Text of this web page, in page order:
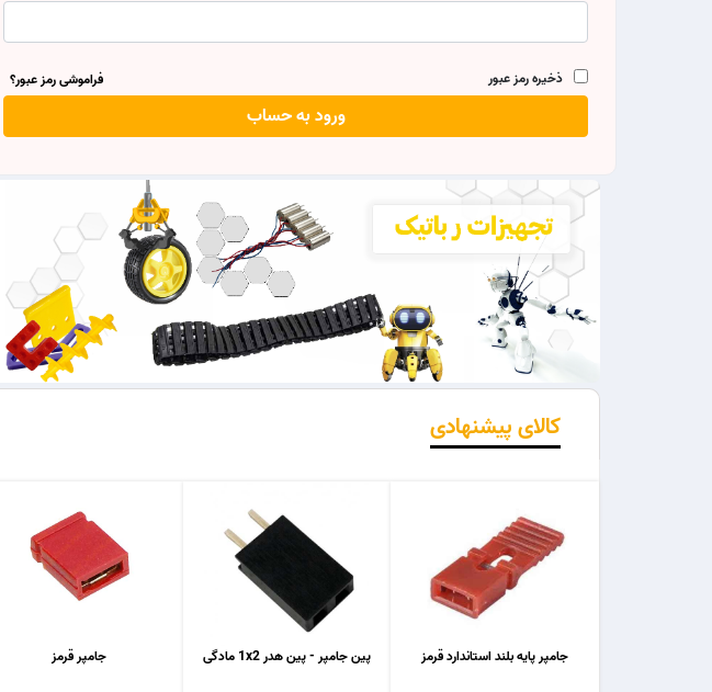
ذخیره رمز عبور
کالای پیشنهادی
جامپر قرمز پین جامپر - پین هدر 1x2 مادگی جامپر پایه بلند استاندارد قرمز